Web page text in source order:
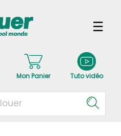
Mon Panier Tuto vidéo